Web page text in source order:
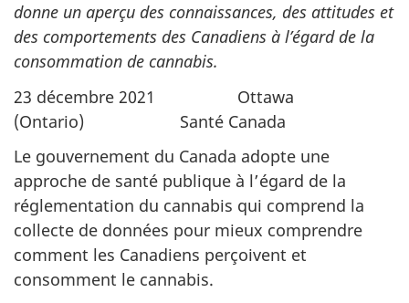
donne un aperçu des connaissances, des attitudes et
des comportements des Canadiens à l’égard de la
consommation de cannabis.
23 décembre 2021 Ottawa
(Ontario) Santé Canada
Le gouvernement du Canada adopte une
approche de santé publique à l’égard de la
réglementation du cannabis qui comprend la
collecte de données pour mieux comprendre
comment les Canadiens perçoivent et
consomment le cannabis.